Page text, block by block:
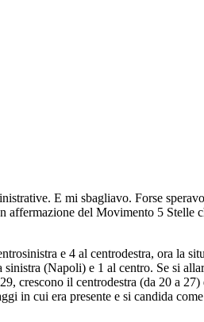
E mi sbagliavo. Forse
del Movimento 5 Stelle
e 4 al centrodestra, ora la
(Napoli) e 1 al centro. Se si
crescono il centrodestra (da 20 a
in cui era presente e si candida